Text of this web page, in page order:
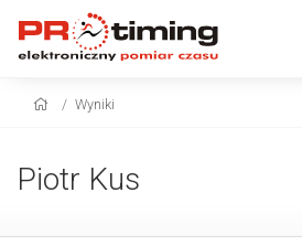
Wyniki
Piotr Kus